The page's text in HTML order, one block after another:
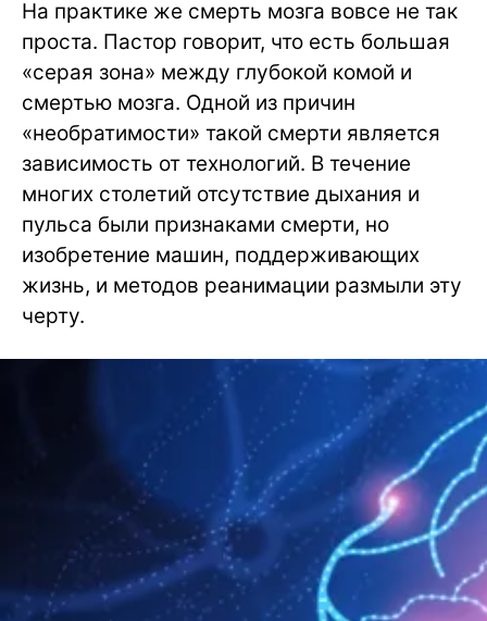
На практике же смерть мозга вовсе не так
проста. Пастор говорит, что есть большая
«серая зона» между глубокой комой и
смертью мозга. Одной из причин
«необратимости» такой смерти является
зависимость от технологий. В течение
многих столетий отсутствие дыхания и
пульса были признаками смерти, но
изобретение машин, поддерживающих
жизнь, и методов реанимации размыли эту
черту.